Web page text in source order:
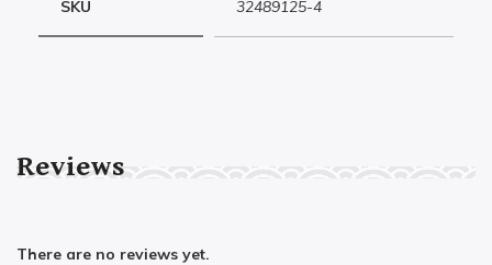
SKU 32489125-4
Reviews
There are no reviews yet.